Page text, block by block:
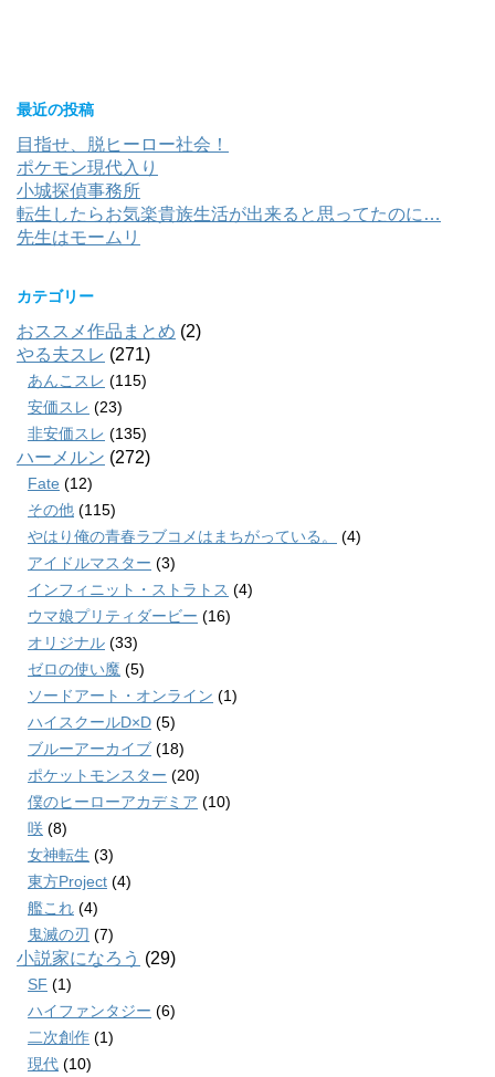
最近の投稿
目指せ、脱ヒーロー社会！
ポケモン現代入り
小城探偵事務所
転生したらお気楽貴族生活が出来ると思ってたのに…
先生はモームリ
カテゴリー
おススメ作品まとめ (2)
やる夫スレ (271)
あんこスレ (115)
安価スレ (23)
非安価スレ (135)
ハーメルン (272)
Fate (12)
その他 (115)
やはり俺の青春ラブコメはまちがっている。
(4)
アイドルマスター (3)
インフィニット・ストラトス (4)
ウマ娘プリティダービー (16)
オリジナル (33)
ゼロの使い魔 (5)
ソードアート・オンライン (1)
ハイスクールD×D (5)
ブルーアーカイブ (18)
ポケットモンスター (20)
僕のヒーローアカデミア (10)
咲 (8)
女神転生 (3)
東方Project (4)
艦これ (4)
鬼滅の刃 (7)
小説家になろう (29)
SF (1)
ハイファンタジー (6)
二次創作 (1)
現代 (10)